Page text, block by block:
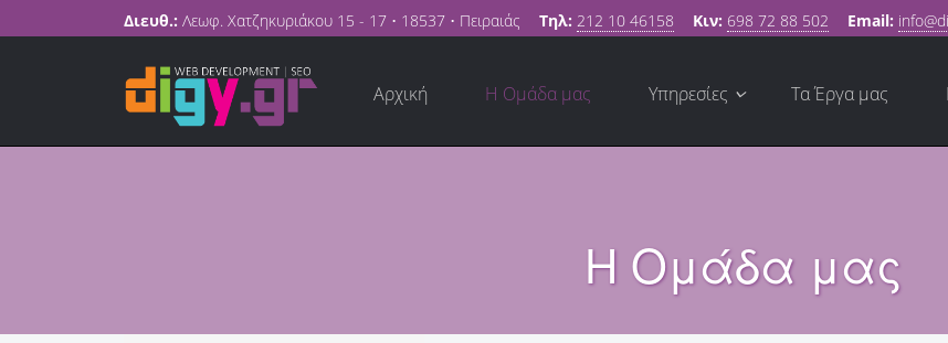
Διευθ.: Λεωφ. Χατζηκυριάκου 15 - 17 • 18537 • Πειραιάς Τηλ: 212 10 46158 Κιν: 698 72 88 502 Email:
Αρχική Η Ομάδα μας Υπηρεσίες Τα Έργα μας
Η Ομάδα μας